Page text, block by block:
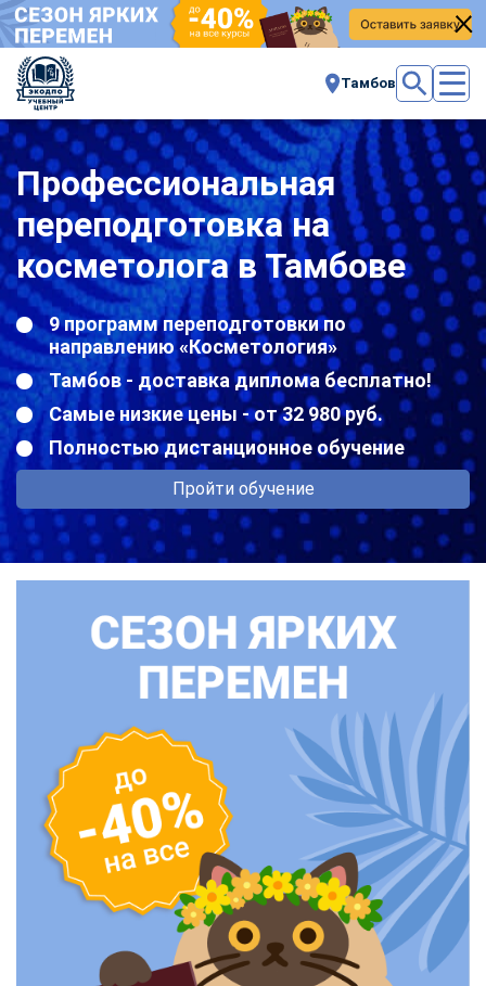
Тамбов
Профессиональная
переподготовка на
косметолога в Тамбове
9 программ переподготовки по
направлению «Косметология»
Тамбов - доставка диплома бесплатно!
Самые низкие цены - от 32 980 руб.
Полностью дистанционное обучение
Пройти обучение